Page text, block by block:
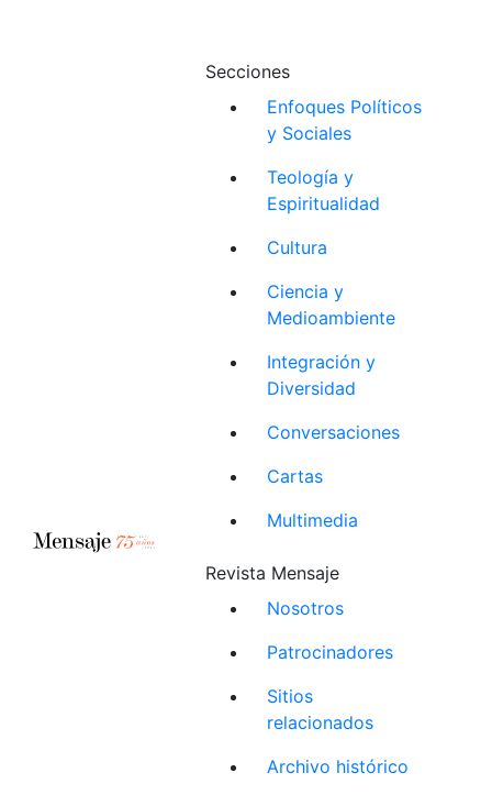
Secciones
Enfoques Políticos
y Sociales
Teología y
Espiritualidad
Cultura
Ciencia y
Medioambiente
Integración y
Diversidad
Conversaciones
Cartas
Multimedia
Revista Mensaje
Nosotros
Patrocinadores
Sitios
relacionados
Archivo histórico